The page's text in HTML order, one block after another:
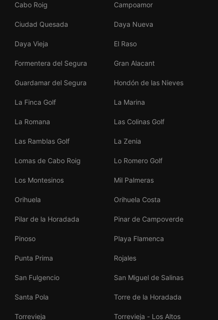
Cabo Roig Campoamor
Ciudad Quesada Daya Nueva
Daya Vieja El Raso
Formentera del Segura Gran Alacant
Guardamar del Segura Hondón de las Nieves
La Finca Golf La Marina
La Romana Las Colinas Golf
Las Ramblas Golf La Zenia
Lomas de Cabo Roig Lo Romero Golf
Los Montesinos Mil Palmeras
Orihuela Orihuela Costa
Pilar de la Horadada Pinar de Campoverde
Pinoso Playa Flamenca
Punta Prima Rojales
San Fulgencio San Miguel de Salinas
Santa Pola Torre de la Horadada
Torrevieja Torrevieja - Los Altos